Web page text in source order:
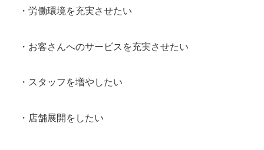
・労働環境を充実させたい
・お客さんへのサービスを充実させたい
・スタッフを増やしたい
・店舗展開をしたい